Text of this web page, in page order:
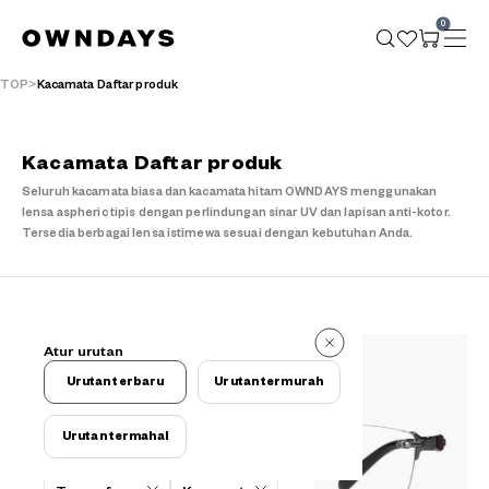
0
TOP Kacamata Daftar produk
Kacamata Daftar produk
Seluruh kacamata biasa dan kacamata hitam OWNDAYS menggunakan
lensa aspheric tipis dengan perlindungan sinar UV dan lapisan anti-kotor.
Tersedia berbagai lensa istimewa sesuai dengan kebutuhan Anda.
25 buah
Kriteria filter
Atur urutan
Urutan terbaru Urutan termurah
Urutan termahal